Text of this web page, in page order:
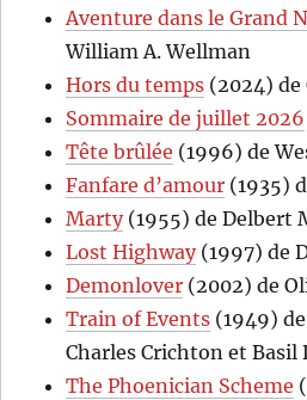
Aventure dans le Grand
William A. Wellman
Hors du temps (2024) de
Sommaire de juillet 2026
Tête brûlée (1996) de
Fanfare d’amour (1935)
Marty(1955) de Delbert
Lost Highway(1997) de
Demonlover (2002) de
Train of Events (1949)
Charles Crichton et Basil
The Phoenician Scheme